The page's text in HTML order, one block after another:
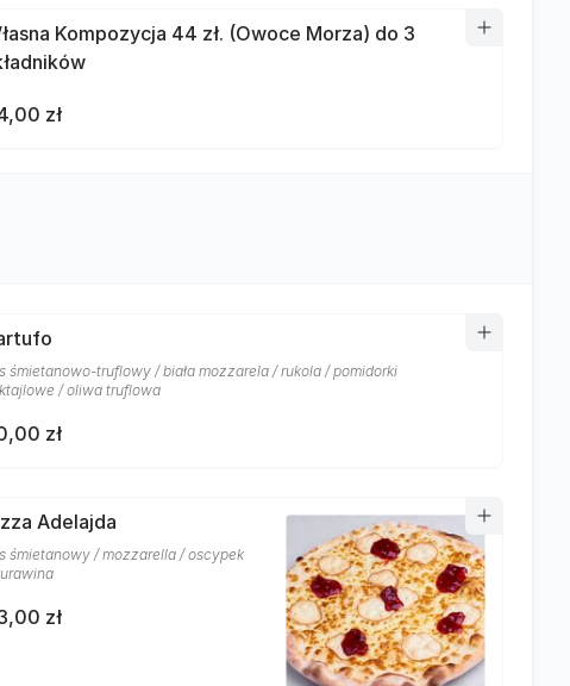
Kompozycja 44 zł. (Owoce Morza) do 3
zł
śmietanowo-truflowy / biała mozzarela / rukola / pomidorki
/ oliwa truflowa
zł
Adelajda
śmietanowy / mozzarella / oscypek
zł